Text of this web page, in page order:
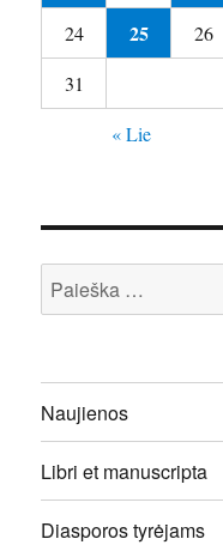
24
25 26
31
« Lie
Ieškoti:
Naujienos
Libri et manuscripta
Diasporos tyrėjams